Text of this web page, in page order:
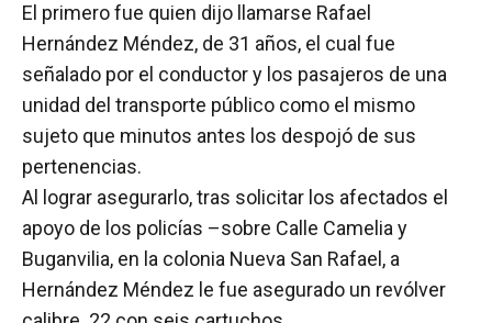
El primero fue quien dijo llamarse Rafael
Hernández Méndez, de 31 años, el cual fue
señalado por el conductor y los pasajeros de una
unidad del transporte público como el mismo
sujeto que minutos antes los despojó de sus
pertenencias.
Al lograr asegurarlo, tras solicitar los afectados el
apoyo de los policías –sobre Calle Camelia y
Buganvilia, en la colonia Nueva San Rafael, a
Hernández Méndez le fue asegurado un revólver